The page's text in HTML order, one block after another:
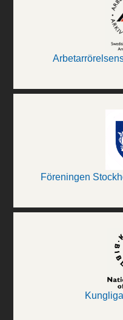
Föreningen